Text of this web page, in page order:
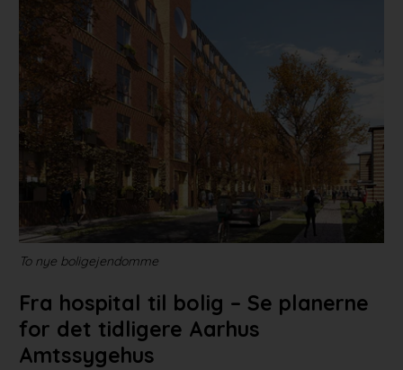
Bygningen
Projekter
Portrætter
Partnere
Jobportal
To nye boligejendomme
Fra hospital til bolig – Se planerne
for det tidligere Aarhus
Amtssygehus